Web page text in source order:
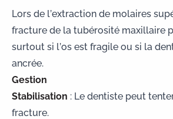
Lors de l’extraction de molaires
fracture de la tubérosité maxillaire
surtout si l’os est fragile ou si la
ancrée.
Gestion
Stabilisation : Le dentiste peut
fracture.